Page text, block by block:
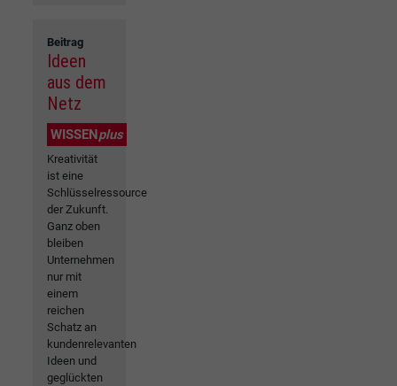
Beitrag
Ideen
aus dem
Netz
WISSEN plus
Kreativität
ist eine
Schlüsselressource
der Zukunft.
Ganz oben
bleiben
Unternehmen
nur mit
einem
reichen
Schatz an
kundenrelevanten
Ideen und
geglückten